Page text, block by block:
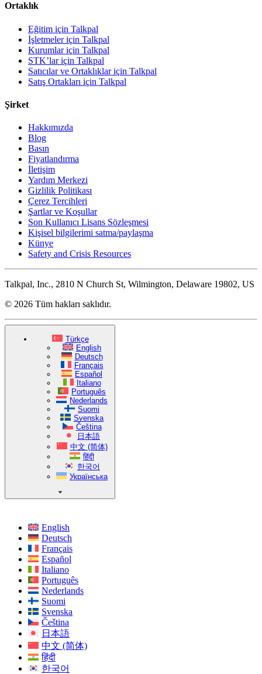
Ortaklık
Eğitim için Talkpal
İşletmeler için Talkpal
Kurumlar için Talkpal
STK’lar için Talkpal
Satıcılar ve Ortaklıklar için Talkpal
Satış Ortakları için Talkpal
Şirket
Hakkımızda
Blog
Basın
Fiyatlandırma
İletişim
Yardım Merkezi
Gizlilik Politikası
Çerez Tercihleri
Şartlar ve Koşullar
Son Kullanıcı Lisans Sözleşmesi
Kişisel bilgilerimi satma/paylaşma
Künye
Safety and Crisis Resources
Talkpal, Inc., 2810 N Church St, Wilmington, Delaware 19802, US
© 2026 Tüm hakları saklıdır.
Türkçe
English
Deutsch
Français
Español
Italiano
Português
Nederlands
Suomi
Svenska
Čeština
日本語
中文 (简体)
हिंदी
한국어
Українська
English
Deutsch
Français
Español
Italiano
Português
Nederlands
Suomi
Svenska
Čeština
日本語
中文 (简体)
हिंदी
한국어